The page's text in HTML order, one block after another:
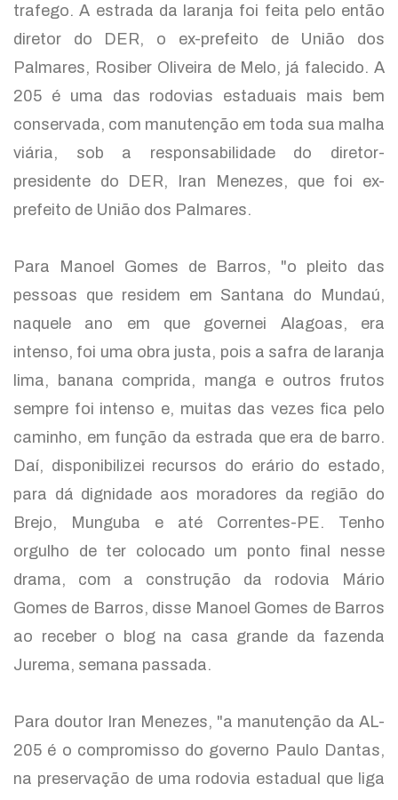
trafego. A estrada da laranja foi feita pelo então
diretor do DER, o ex-prefeito de União dos
Palmares, Rosiber Oliveira de Melo, já falecido. A
205 é uma das rodovias estaduais mais bem
conservada, com manutenção em toda sua malha
viária, sob a responsabilidade do diretor-
presidente do DER, Iran Menezes, que foi ex-
prefeito de União dos Palmares.
Para Manoel Gomes de Barros, "o pleito das
pessoas que residem em Santana do Mundaú,
naquele ano em que governei Alagoas, era
intenso, foi uma obra justa, pois a safra de laranja
lima, banana comprida, manga e outros frutos
sempre foi intenso e, muitas das vezes fica pelo
caminho, em função da estrada que era de barro.
Daí, disponibilizei recursos do erário do estado,
para dá dignidade aos moradores da região do
Brejo, Munguba e até Correntes-PE. Tenho
orgulho de ter colocado um ponto final nesse
drama, com a construção da rodovia Mário
Gomes de Barros, disse Manoel Gomes de Barros
ao receber o blog na casa grande da fazenda
Jurema, semana passada.
Para doutor Iran Menezes, "a manutenção da AL-
205 é o compromisso do governo Paulo Dantas,
na preservação de uma rodovia estadual que liga